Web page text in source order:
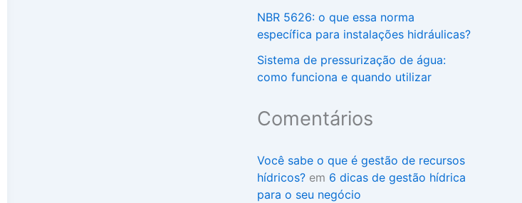
NBR 5626: o que essa norma
específica para instalações hidráulicas?
Sistema de pressurização de água:
como funciona e quando utilizar
Comentários
Você sabe o que é gestão de recursos
hídricos? em 6 dicas de gestão hídrica
para o seu negócio